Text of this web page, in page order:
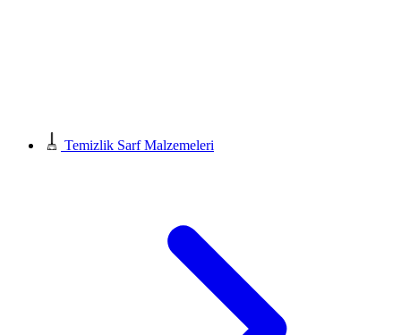
Temizlik Sarf Malzemeleri